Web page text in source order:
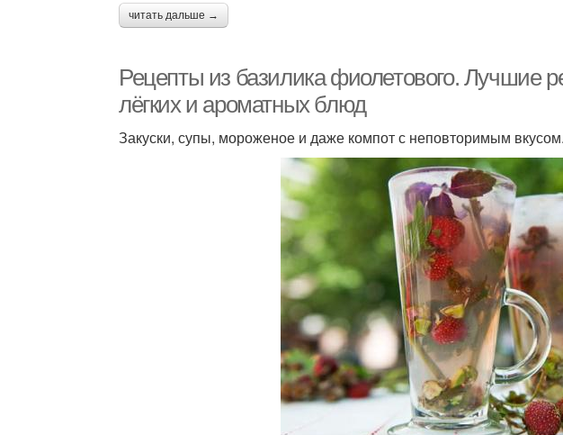
читать дальше →
Рецепты из базилика фиолетового. Лучшие
лёгких и ароматных блюд
Закуски, супы, мороженое и даже компот с неповторимым